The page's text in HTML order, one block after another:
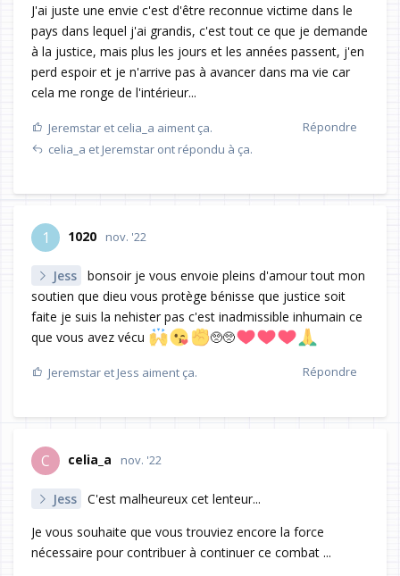
J'ai juste une envie c'est d'être reconnue victime dans le
pays dans lequel j'ai grandis, c'est tout ce que je demande
à la justice, mais plus les jours et les années passent, j'en
perd espoir et je n'arrive pas à avancer dans ma vie car
cela me ronge de l'intérieur...
Répondre
Jeremstar et celia_a aiment ça.
celia_a et Jeremstar ont répondu à ça.
1 1020 nov. '22
Jess
bonsoir je vous envoie pleins d'amour tout mon
soutien que dieu vous protège bénisse que justice soit
faite je suis la nehister pas c'est inadmissible inhumain ce
que vous avez vécu
🥺🥺
Répondre
Jeremstar et Jess aiment ça.
C celia_a nov. '22
Jess
C'est malheureux cet lenteur...
Je vous souhaite que vous trouviez encore la force
nécessaire pour contribuer à continuer ce combat ...